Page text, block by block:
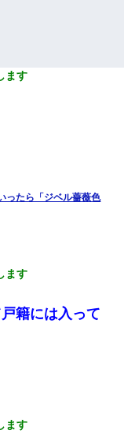
ます
ったら「ジベル薔薇色
ます
籍には入って
ます